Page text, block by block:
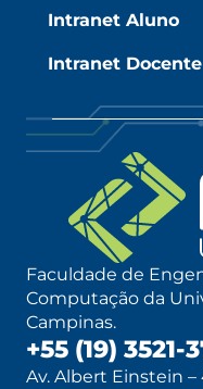
Intranet Aluno
Intranet Docente
Faculdade de
Computação da
Campinas.
+55 (19) 3521-
Av. Albert Einstein